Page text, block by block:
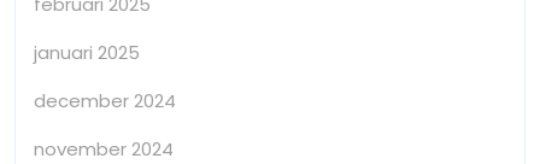
januari 2025
december 2024
november 2024